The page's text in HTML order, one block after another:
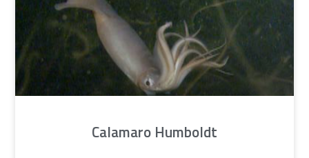
Calamaro Humboldt